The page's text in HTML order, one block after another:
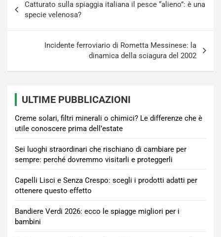
articoli
Catturato sulla spiaggia italiana il pesce “alieno”: è una
specie velenosa?
Incidente ferroviario di Rometta Messinese: la
dinamica della sciagura del 2002
ULTIME PUBBLICAZIONI
Creme solari, filtri minerali o chimici? Le differenze che è
utile conoscere prima dell’estate
Sei luoghi straordinari che rischiano di cambiare per
sempre: perché dovremmo visitarli e proteggerli
Capelli Lisci e Senza Crespo: scegli i prodotti adatti per
ottenere questo effetto
Bandiere Verdi 2026: ecco le spiagge migliori per i
bambini